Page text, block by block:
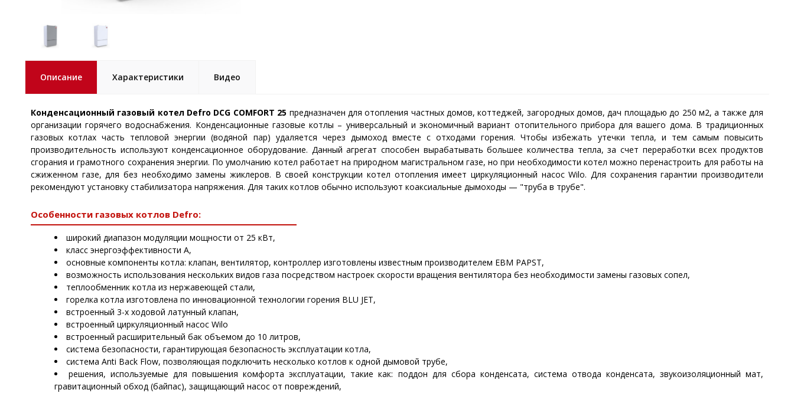
Описание Характеристики Видео
Конденсационный газовый котел Defro DCG COMFORT 25 предназначен для отопления частных домов, коттеджей, загородных домов, дач площадью до 250 м2, а также для
организации горячего водоснабжения. Конденсационные газовые котлы – универсальный и экономичный вариант отопительного прибора для вашего дома. В традиционных
газовых котлах часть тепловой энергии (водяной пар) удаляется через дымоход вместе с отходами горения. Чтобы избежать утечки тепла, и тем самым повысить
производительность используют конденсационное оборудование. Данный агрегат способен вырабатывать большее количества тепла, за счет переработки всех продуктов
сгорания и грамотного сохранения энергии. По умолчанию котел работает на природном магистральном газе, но при необходимости котел можно перенастроить для работы на
сжиженном газе, для без необходимо замены жиклеров. В своей конструкции котел отопления имеет циркуляционный насос Wilo. Для сохранения гарантии производители
рекомендуют установку стабилизатора напряжения. Для таких котлов обычно используют коаксиальные дымоходы — "труба в трубе".
Особенности газовых котлов Defro:
широкий диапазон модуляции мощности от 25 кВт,
класс энергоэффективности A,
основные компоненты котла: клапан, вентилятор, контроллер изготовлены известным производителем EBM PAPST,
возможность использования нескольких видов газа посредством настроек скорости вращения вентилятора без необходимости замены газовых сопел,
теплообменник котла из нержавеющей стали,
горелка котла изготовлена по инновационной технологии горения BLU JET,
встроенный 3-х ходовой латунный клапан,
встроенный циркуляционный насос Wilo
встроенный расширительный бак объемом до 10 литров,
система безопасности, гарантирующая безопасность эксплуатации котла,
система Anti Back Flow, позволяющая подключить несколько котлов к одной дымовой трубе,
решения, используемые для повышения комфорта эксплуатации, такие как: поддон для сбора конденсата, система отвода конденсата, звукоизоляционный мат,
гравитационный обход (байпас), защищающий насос от повреждений,